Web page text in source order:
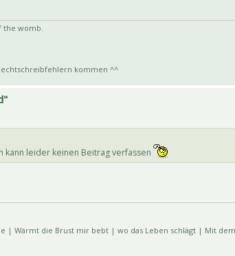
womb.
kommen ^^
kann leider keinen Beitrag verfassen
| Wärmt die Brust mir bebt | wo das Leben schlägt | Mit